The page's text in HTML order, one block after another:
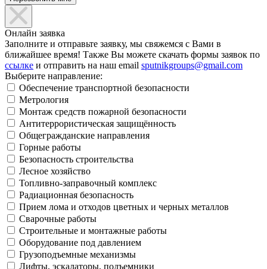
Онлайн заявка
Заполните и отправьте заявку, мы свяжемся с Вами в
ближайшее время! Также Вы можете скачать формы заявок по
ссылке и отправить на наш email sputnikgroups@gmail.com
Выберите направление:
Обеспечение транспортной безопасности
Метрология
Монтаж средств пожарной безопасности
Антитеррористическая защищённость
Общегражданские направления
Горные работы
Безопасность строительства
Лесное хозяйство
Топливно-заправочный комплекс
Радиационная безопасность
Прием лома и отходов цветных и черных металлов
Сварочные работы
Строительные и монтажные работы
Оборудование под давлением
Грузоподъемные механизмы
Лифты, эскалаторы, подъемники